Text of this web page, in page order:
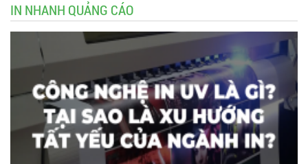
IN NHANH QUẢNG CÁO